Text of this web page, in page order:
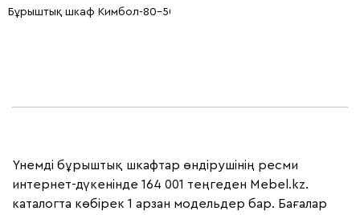
Бұрыштық шкаф Кимбол-80-50-200 Емен
Үнемді бұрыштық шкафтар өндірушінің ресми
интернет-дүкенінде 164 001 теңгеден Mebel.kz.
каталогта көбірек 1 арзан модельдер бар. Бағалар